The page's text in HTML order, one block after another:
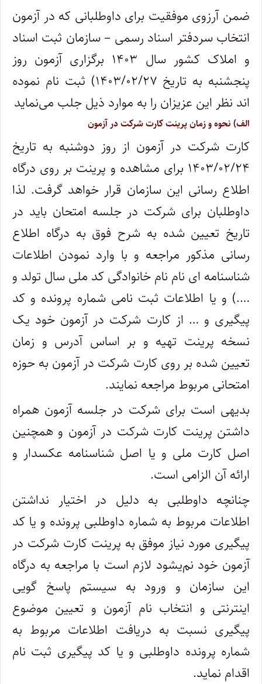
ضمن آرزوی موفقیت برای داوطلبانی که در آزمون
انتخاب سردفتر اسناد رسمی – سازمان ثبت اسناد
و املاک کشور سال ۱۴۰۳ برگزاری آزمون روز
پنجشنبه به تاریخ ۱۴۰۳/۰۲/۲۷) ثبت نام نموده
اند نظر این عزیزان را به موارد ذیل جلب می‌نماید
الف) نحوه و زمان پرینت کارت شرکت در آزمون
کارت شرکت در آزمون از روز دوشنبه به تاریخ
۱۴۰۳/۰۲/۲۴ برای مشاهده و پرینت بر روی درگاه
اطلاع رسانی این سازمان قرار خواهد گرفت. لذا
داوطلبان برای شرکت در جلسه امتحان باید در
تاریخ تعیین شده به شرح فوق به درگاه اطلاع
رسانی مذکور مراجعه و با وارد نمودن اطلاعات
شناسنامه ای نام نام خانوادگی کد ملی سال تولد و
….) و یا اطلاعات ثبت نامی شماره پرونده و کد
پیگیری و … از کارت شرکت در آزمون خود یک
نسخه پرینت تهیه و بر اساس آدرس و زمان
تعیین شده بر روی کارت شرکت در آزمون به حوزه
امتحانی مربوط مراجعه نمایند.
بدیهی است برای شرکت در جلسه آزمون همراه
داشتن پرینت کارت شرکت در آزمون و همچنین
اصل کارت ملی و یا اصل شناسنامه عکسدار و
ارائه آن الزامی است.
چنانچه داوطلبی به دلیل در اختیار نداشتن
اطلاعات مربوط به شماره داوطلبی پرونده و یا کد
پیگیری مورد نیاز موفق به پرینت کارت شرکت در
آزمون خود نم‌یشود لازم است با مراجعه به درگاه
این سازمان و ورود به سیستم پاسخ گویی
اینترنتی و انتخاب نام آزمون و تعیین موضوع
پیگیری نسبت به دریافت اطلاعات مربوط به
شماره پرونده داوطلبی و یا کد پیگیری ثبت نام
اقدام نماید.